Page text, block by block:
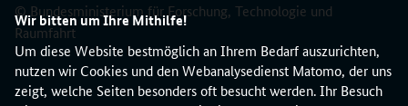
Wir bitten um Ihre Mithilfe!
Um diese Website bestmöglich an Ihrem Bedarf auszurichten,
nutzen wir Cookies und den Webanalysedienst Matomo, der uns
zeigt, welche Seiten besonders oft besucht werden. Ihr Besuch
n
e
n
u
n
© Bundesministerium für Forschung, Technologie und
Raumfahrt